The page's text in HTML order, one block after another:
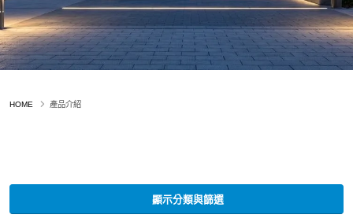
HOME 產品介紹
顯示分類與篩選